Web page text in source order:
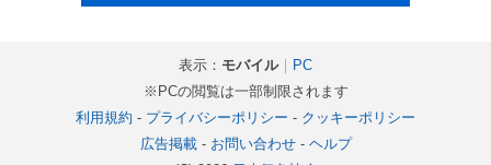
表示： モバイル｜
PC
※PCの閲覧は一部制限されます
利用規約 - プライバシーポリシー - クッキーポリシー
広告掲載- お問い合わせ- ヘルプ